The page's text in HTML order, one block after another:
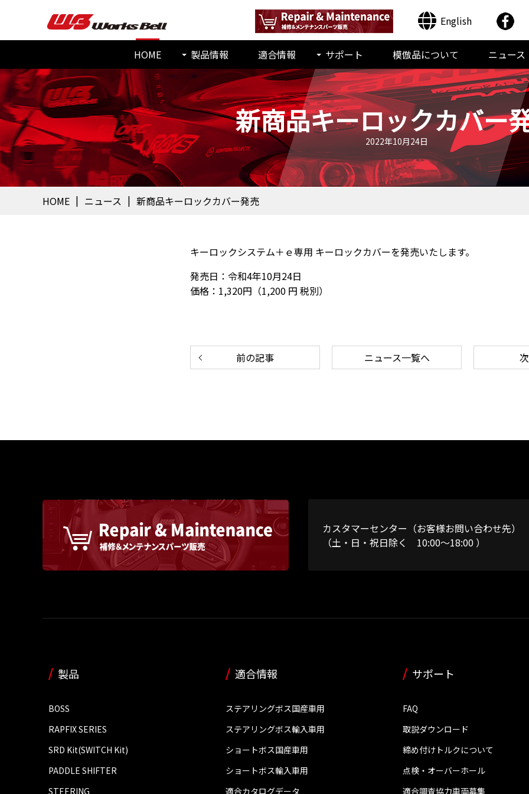
English
HOME 製品情報 適合情報 サポート 模倣品について ニュース
新商品キーロックカバー
2022年10月24日
HOME ニュース 新商品キーロックカバー発売
キーロックシステム＋ｅ専用 キーロックカバーを発売いたします。
発売日：令和4年10月24日
価格：1,320円（1,200 円 税別）
前の記事 ニュース一覧へ
カスタマーセンター（お客様お問い合わせ先）
（土・日・祝日除く 10:00～18:00 ）
製品
BOSS
RAPFIX SERIES
SRD Kit(SWITCH Kit)
PADDLE SHIFTER
STEERING
適合情報
ステアリングボス国産車用
ステアリングボス輸入車用
ショートボス国産車用
ショートボス輸入車用
適合カタログデータ
サポート
FAQ
取説ダウンロード
締め付けトルクについて
点検・オーバーホール
適合調査協力車両募集